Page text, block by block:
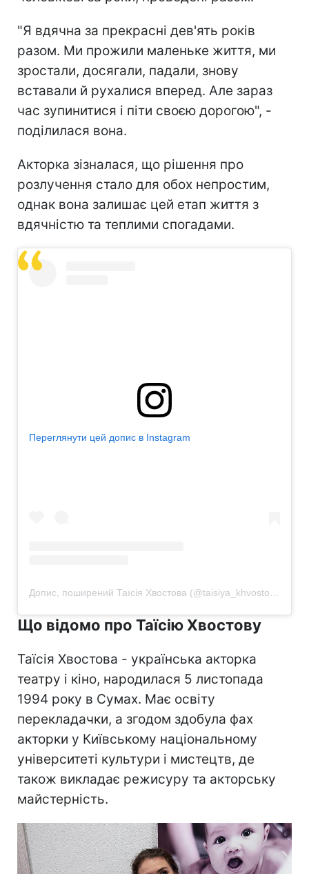
"Я вдячна за прекрасні дев'ять років
разом. Ми прожили маленьке життя, ми
зростали, досягали, падали, знову
вставали й рухалися вперед. Але зараз
час зупинитися і піти своєю дорогою", -
поділилася вона.
Акторка зізналася, що рішення про
розлучення стало для обох непростим,
однак вона залишає цей етап життя з
вдячністю та теплими спогадами.
Переглянути цей допис в Instagram
Допис, поширений Таїсія Хвостова (@taisiya_khvostova)
Що відомо про Таїсію Хвостову
Таїсія Хвостова - українська акторка
театру і кіно, народилася 5 листопада
1994 року в Сумах. Має освіту
перекладачки, а згодом здобула фах
акторки у Київському національному
університеті культури і мистецтв, де
також викладає режисуру та акторську
майстерність.